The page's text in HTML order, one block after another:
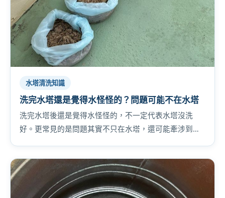
水塔清洗知識
洗完水塔還是覺得水怪怪的？問題可能不在水塔
洗完水塔後還是覺得水怪怪的，不一定代表水塔沒洗
好。更常見的是問題其實不只在水塔，還可能牽涉到給